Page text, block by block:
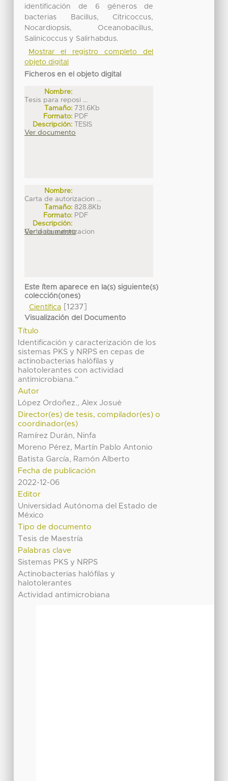
identificación de 6 géneros de
bacterias Bacillus, Citricoccus,
Nocardiopsis, Oceanobacillus,
Salinicoccus y Salirhabdus.
Mostrar el registro completo del
objeto digital
Ficheros en el objeto digital
Nombre:
Tesis para reposi ...
Tamaño: 731.6Kb
Formato: PDF
Descripción: TESIS
Ver documento
Nombre:
Carta de autorizacion ...
Tamaño: 828.8Kb
Formato: PDF
Descripción:
Carta de autorizacion
Ver documento
Este ítem aparece en la(s) siguiente(s)
colección(ones)
Científica[1237]
Visualización del Documento
Título
Identificación y caracterización de los
sistemas PKS y NRPS en cepas de
actinobacterias halófilas y
halotolerantes con actividad
antimicrobiana.”
Autor
López Ordoñez., Alex Josué
Director(es) de tesis, compilador(es) o
coordinador(es)
Ramírez Durán, Ninfa
Moreno Pérez, Martín Pablo Antonio
Batista García, Ramón Alberto
Fecha de publicación
2022-12-06
Editor
Universidad Autónoma del Estado de
México
Tipo de documento
Tesis de Maestría
Palabras clave
Sistemas PKS y NRPS
Actinobacterias halófilas y
halotolerantes
Actividad antimicrobiana